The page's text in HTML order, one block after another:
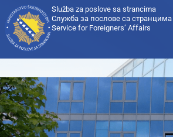
Služba za poslove sa strancima
Служба за послове са странцима
Service for Foreigners’ Affairs